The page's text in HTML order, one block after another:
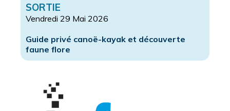
SORTIE
Vendredi 29 Mai 2026
Guide privé canoë-kayak et découverte
faune flore